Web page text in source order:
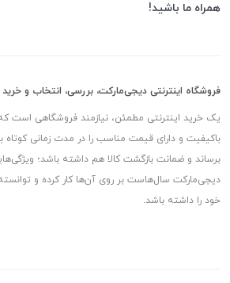
همراه ما باشید!
فروشگاه اینترنتی دیجی‌مارکت، بررسی، انتخاب و خرید
یک خرید اینترنتی مطمئن، نیازمند فروشگاهی است که
باکیفیت و دارای قیمت مناسب را در مدت زمانی
برساند و ضمانت بازگشت کالا هم داشته باشد؛
دیجی‌مارکت سال‌هاست بر روی آن‌ها کار کرده و
خود را داشته باشد.